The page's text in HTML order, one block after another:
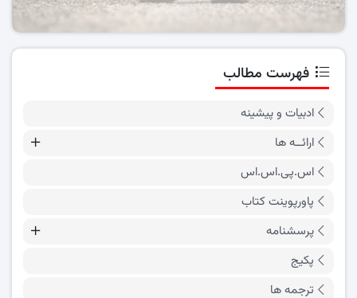
فهرست مطالب
ادبیات و پیشینه
ارائــه ها
اس.پی.اس.اس
پاورپوینت کتاب
پرسشنامه
پکیج
ترجمه ها